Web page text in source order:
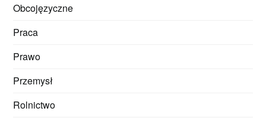
Obcojęzyczne
Praca
Prawo
Przemysł
Rolnictwo